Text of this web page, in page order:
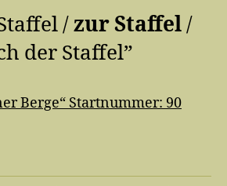
/zur Staffel/
der Staffel”
Berge“ Startnummer: 90